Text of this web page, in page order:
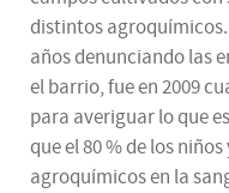
distintos agroquímicos.
años denunciando las
el barrio, fue en 2009
para averiguar lo que
que el 80 % de los
agroquímicos en la